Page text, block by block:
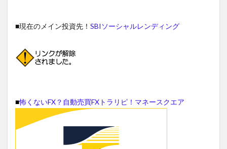
■現在のメイン投資先！ SBIソーシャルレンディング
■怖くないFX？自動売買FXトラリピ！マネースクエア